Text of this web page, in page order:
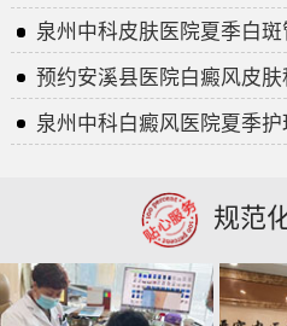
泉州中科皮肤医院夏季白斑
预约安溪县医院白癜风皮肤
泉州中科白癜风医院夏季护
规范